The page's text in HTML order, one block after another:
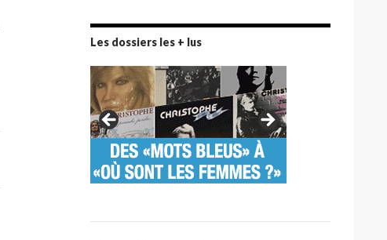
Les dossiers les + lus